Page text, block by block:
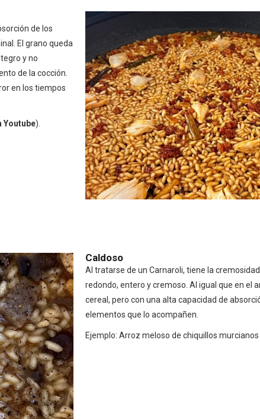
de los
El grano queda
y no
de la cocción.
en los tiempos
Youtube).
Caldoso
Al tratarse de un Carnaroli, tiene la
redondo, entero y cremoso. Al igual que en el
cereal, pero con una alta capacidad de
elementos que lo acompañen.
Ejemplo: Arroz meloso de chiquillos murcianos